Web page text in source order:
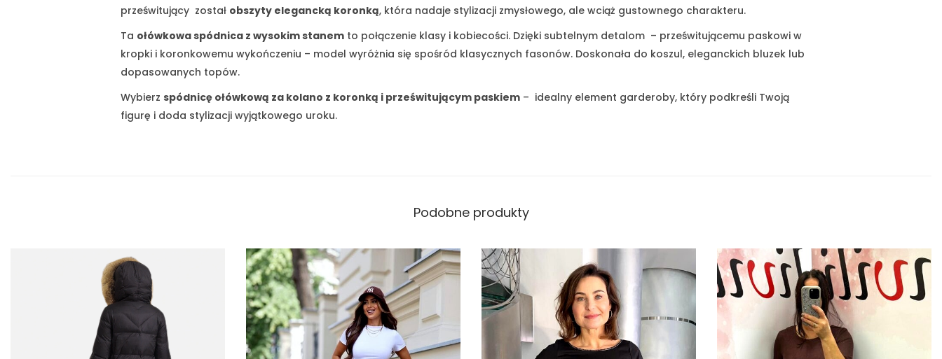
prześwitujący został obszyty elegancką koronką, która nadaje stylizacji zmysłowego, ale wciąż gustownego charakteru.
Ta ołówkowa spódnica z wysokim stanem to połączenie klasy i kobiecości. Dzięki subtelnym detalom – prześwitującemu paskowi w
kropki i koronkowemu wykończeniu – model wyróżnia się spośród klasycznych fasonów. Doskonała do koszul, eleganckich bluzek lub
dopasowanych topów.
Wybierz spódnicę ołówkową za kolano z koronką i prześwitującym paskiem – idealny element garderoby, który podkreśli Twoją
figurę i doda stylizacji wyjątkowego uroku.
Podobne produkty